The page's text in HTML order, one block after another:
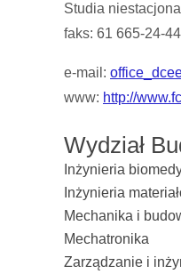
Studia
faks: 61 665-24-44
e-mail:
www: http://
Wydział
Inżynieria
Inżynieria
Mechanika i
Mechatronika
Zarządzanie i